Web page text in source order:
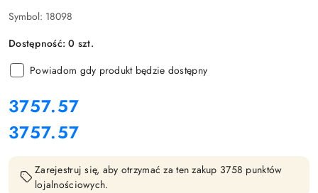
Symbol: 18098
Dostępność:0 szt.
Powiadom gdy produkt będzie dostępny
cena:
3757.57
Cena:
3757.57
Zarejestruj się, aby otrzymać za ten zakup 3758 punktów
lojalnościowych.